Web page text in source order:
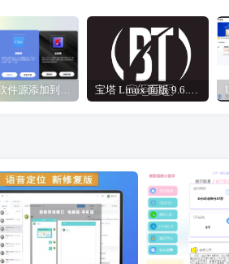
如何把软件源添加到签名工具，保姆级教学，小白都能学会！ 宝塔 Linux 面版 9.6.0 企业版/开心版详细教程，保姆级教学